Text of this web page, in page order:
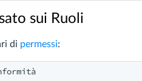
sui Ruoli
di permessi: